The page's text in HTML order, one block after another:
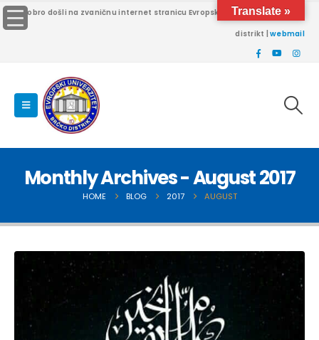
Dobro došli na zvaničnu internet stranicu Evropskog univerziteta Brčko
distrikt |webmail
Monthly Archives - August 2017
HOME BLOG 2017 AUGUST
Translate »